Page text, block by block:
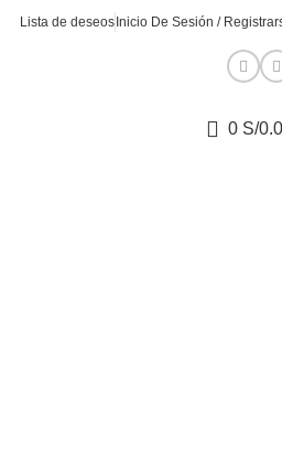
Lista de deseos Inicio De Sesión /
0 S/